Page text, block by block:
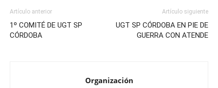
Artículo anterior
1º COMITÉ DE UGT SP
CÓRDOBA
Artículo siguiente
UGT SP CÓRDOBA EN PIE DE
GUERRA CON ATENDE
Organización